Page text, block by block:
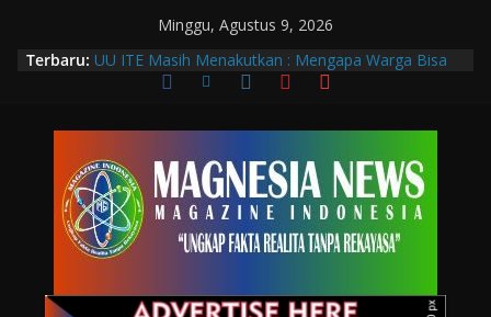
Minggu, Agustus 9, 2026
Terbaru: UU ITE Masih Menakutkan : Mengapa Warga Bisa
Dipidana Hanya karena Bicara?
Momentum Penguatan Profesi dan Transformasi
Digital
Wakil Wali Kota Bandung Hadiri Muscab VIII PTGMI
Kota Bandung, Dorong Penguatan Kompetensi
Terapis Gigi dan Mulut
Langkah Awal Deteksi Dini Penyakit, Kenali Peran
Tenaga Teknologi Laboratorium Medik
Sebenarnya Sedang Melindungi Siapa?